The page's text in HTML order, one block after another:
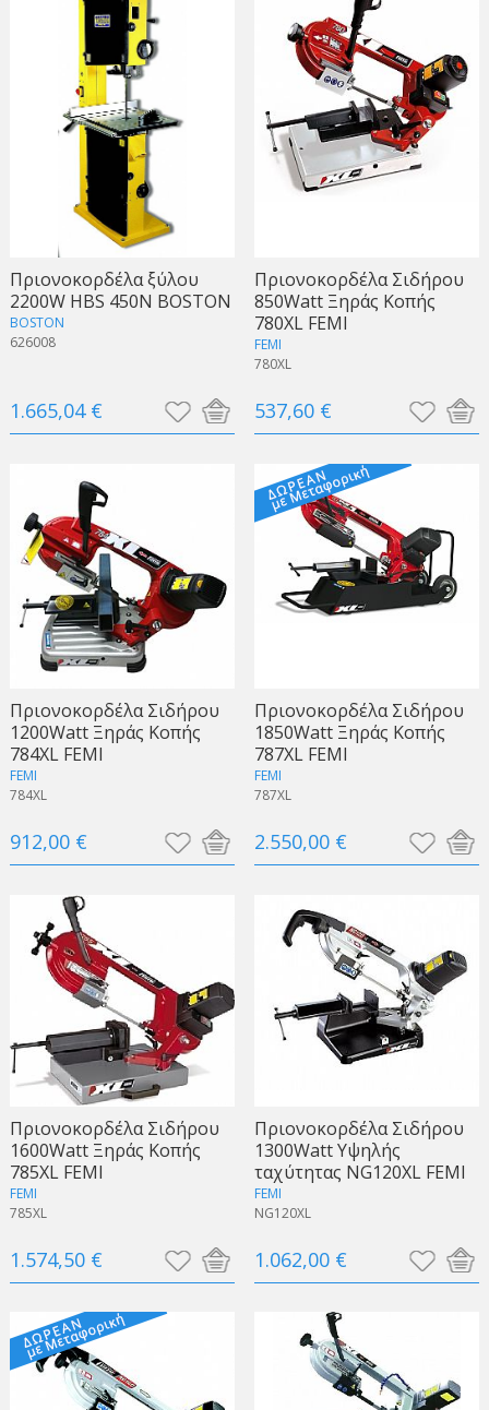
Πριονοκορδέλα ξύλου
2200W HBS 450N BOSTON
BOSTON
626008
1.665,04 €
Πριονοκορδέλα Σιδήρου
850Watt Ξηράς Κοπής
780XL FEMI
FEMI
780XL
537,60 €
Πριονοκορδέλα Σιδήρου
1200Watt Ξηράς Κοπής
784XL FEMI
FEMI
784XL
912,00 €
Πριονοκορδέλα Σιδήρου
1850Watt Ξηράς Κοπής
787XL FEMI
FEMI
787XL
2.550,00 €
Πριονοκορδέλα Σιδήρου
1600Watt Ξηράς Κοπής
785XL FEMI
FEMI
785XL
1.574,50 €
Πριονοκορδέλα Σιδήρου
1300Watt Υψηλής
ταχύτητας NG120XL FEMI
FEMI
NG120XL
1.062,00 €